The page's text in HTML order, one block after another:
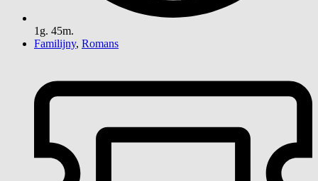
1g. 45m.
Familijny, Romans